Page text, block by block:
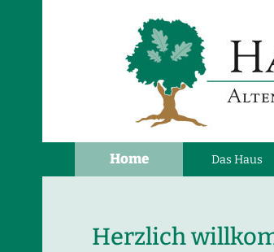
Navigation
überspringen
Home Das Haus
Herzlich